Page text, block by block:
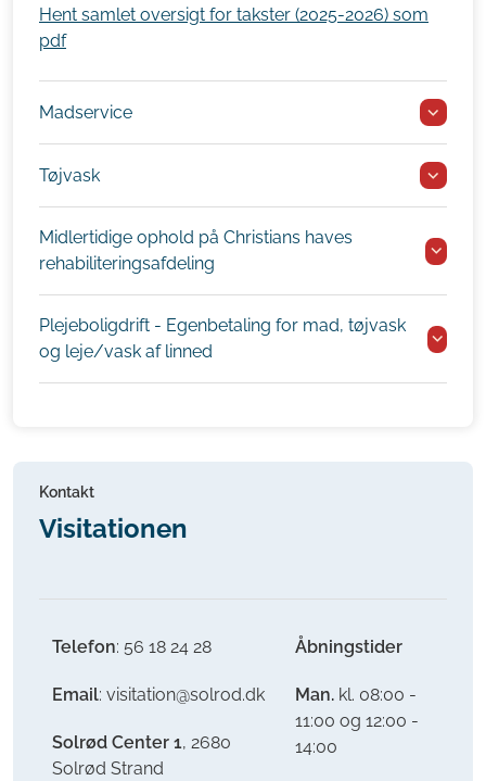
Hent samlet oversigt for takster (2025-2026) som
pdf
Madservice
Tøjvask
Midlertidige ophold på Christians haves
rehabiliteringsafdeling
Plejeboligdrift - Egenbetaling for mad, tøjvask
og leje/vask af linned
Kontakt
Visitationen
Telefon: 56 18 24 28
Email: visitation@solrod.dk
Solrød Center 1, 2680
Solrød Strand
Åbningstider
Man. kl. 08:00 -
11:00 og 12:00 -
14:00